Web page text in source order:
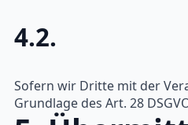
4.2.
Sofern wir Dritte mit der
Grundlage des Art. 28